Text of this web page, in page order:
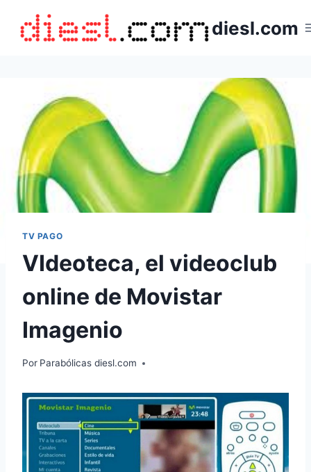
contenido
diesl.com
TV PAGO
VIdeoteca, el videoclub
online de Movistar
Imagenio
Por Parabólicas diesl.com